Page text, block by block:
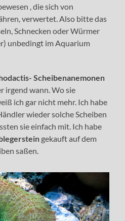
, die sich von
verwertet. Also bitte das
Schnecken oder Würmer
unbedingt im Aquarium
Scheibenanemonen
irgend wann. Wo sie
ich gar nicht mehr. Ich habe
wieder solche Scheiben
sie einfach mit. Ich habe
gekauft auf dem
saßen.